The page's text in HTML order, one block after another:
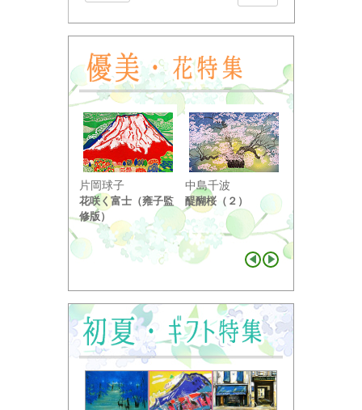
片岡球子
花咲く富士（雍子監
修版）
中島千波
醍醐桜（２）
り ...